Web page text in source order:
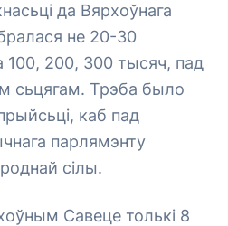
да Вярхоўнага
не 20-30
100, 200, 300 тысяч, пад
сьцягам. Трэба было
каб пад
парлямэнту
сілы.
Савеце толькі 8